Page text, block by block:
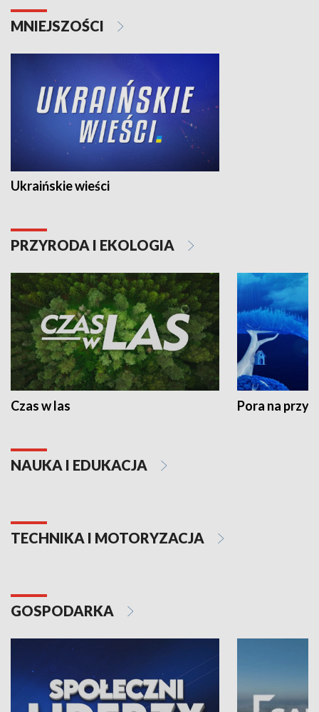
MNIEJSZOŚCI
Ukraińskie wieści
PRZYRODA I EKOLOGIA
Czas w las Pora na
NAUKA I EDUKACJA
TECHNIKA I MOTORYZACJA
GOSPODARKA